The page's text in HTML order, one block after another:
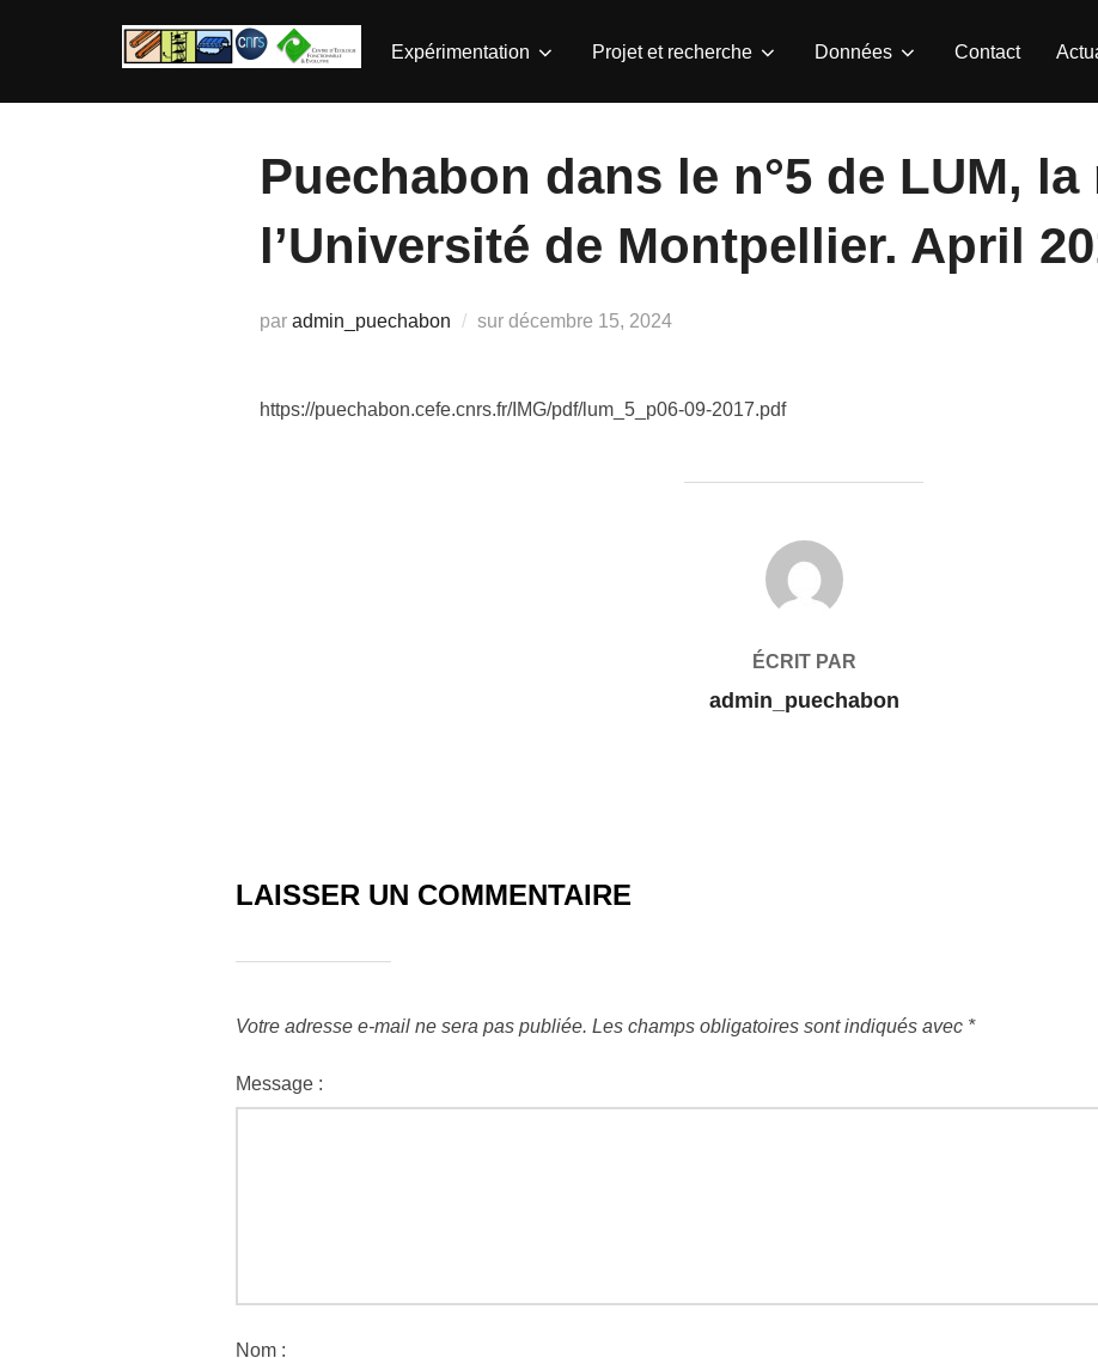
Expérimentation Projet et recherche Données Contact
Puechabon dans le n°5 de LUM, la
l’Université de Montpellier. April
par admin_puechabon sur Publié
décembre 15, 2024
https://puechabon.cefe.cnrs.fr/IMG/pdf/lum_5_p06-09-2017.pdf
AUTEUR DE LA PUBLICATION
ÉCRIT PAR
admin_puechabon
LAISSER UN COMMENTAIRE
Votre adresse e-mail ne sera pas publiée. Les champs obligatoires sont indiqués avec *
Message :
Nom :